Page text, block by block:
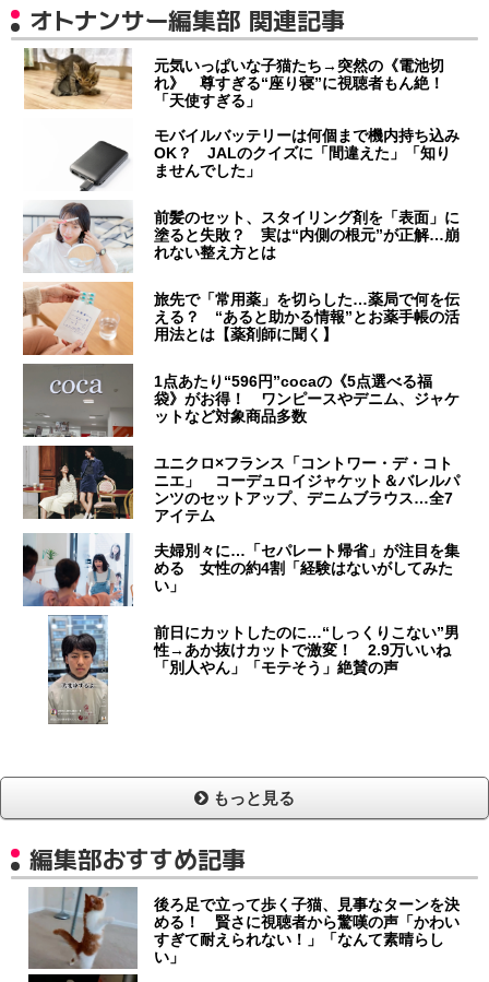
オトナンサー編集部 関連記事
元気いっぱいな子猫たち→突然の《電池切
れ》 尊すぎる“座り寝”に視聴者もん絶！
「天使すぎる」
モバイルバッテリーは何個まで機内持ち込み
OK？ JALのクイズに「間違えた」「知り
ませんでした」
前髪のセット、スタイリング剤を「表面」に
塗ると失敗？ 実は“内側の根元”が正解…崩
れない整え方とは
旅先で「常用薬」を切らした…薬局で何を伝
える？ “あると助かる情報”とお薬手帳の活
用法とは【薬剤師に聞く】
1点あたり“596円”cocaの《5点選べる福
袋》がお得！ ワンピースやデニム、ジャケ
ットなど対象商品多数
ユニクロ×フランス「コントワー・デ・コト
ニエ」 コーデュロイジャケット＆バレルパ
ンツのセットアップ、デニムブラウス…全7
アイテム
夫婦別々に…「セパレート帰省」が注目を集
める 女性の約4割「経験はないがしてみた
い」
前日にカットしたのに…“しっくりこない”男
性→あか抜けカットで激変！ 2.9万いいね
「別人やん」「モテそう」絶賛の声
もっと見る
編集部おすすめ記事
後ろ足で立って歩く子猫、見事なターンを決
める！ 賢さに視聴者から驚嘆の声「かわい
すぎて耐えられない！」「なんて素晴らし
い」